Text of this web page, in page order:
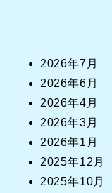
2026年7月
2026年6月
2026年4月
2026年3月
2026年1月
2025年12月
2025年10月